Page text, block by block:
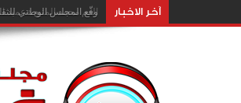
آخر الاخبار وقّع المجلس الوطني